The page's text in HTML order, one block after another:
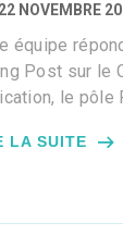
22 NOVEMBRE
équipe
Post sur le
le pôle
LA SUITE